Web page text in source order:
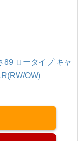
89 ロータイプ キャ
OW)